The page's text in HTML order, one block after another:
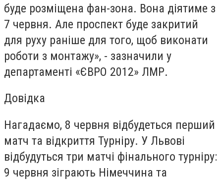
буде розміщена фан-зона. Вона діятиме з
7 червня. Але проспект буде закритий
для руху раніше для того, щоб виконати
роботи з монтажу», - зазначили у
департаменті «ЄВРО 2012» ЛМР.
Довідка
Нагадаємо, 8 червня відбудеться перший
матч та відкриття Турніру. У Львові
відбудуться три матчі фінального турніру:
9 червня зіграють Німеччина та